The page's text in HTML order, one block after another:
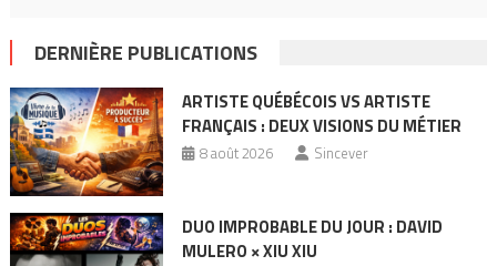
DERNIÈRE PUBLICATIONS
ARTISTE QUÉBÉCOIS VS ARTISTE
FRANÇAIS : DEUX VISIONS DU MÉTIER
8 août 2026 Sincever
DUO IMPROBABLE DU JOUR : DAVID
MULERO × XIU XIU